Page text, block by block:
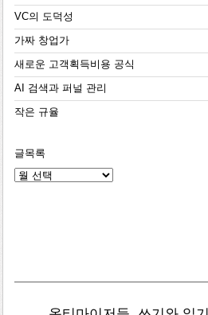
VC의 도덕성
가짜 창업가
새로운 고객획득비용 공식
AI 검색과 퍼널 관리
작은 규율
글목록
글